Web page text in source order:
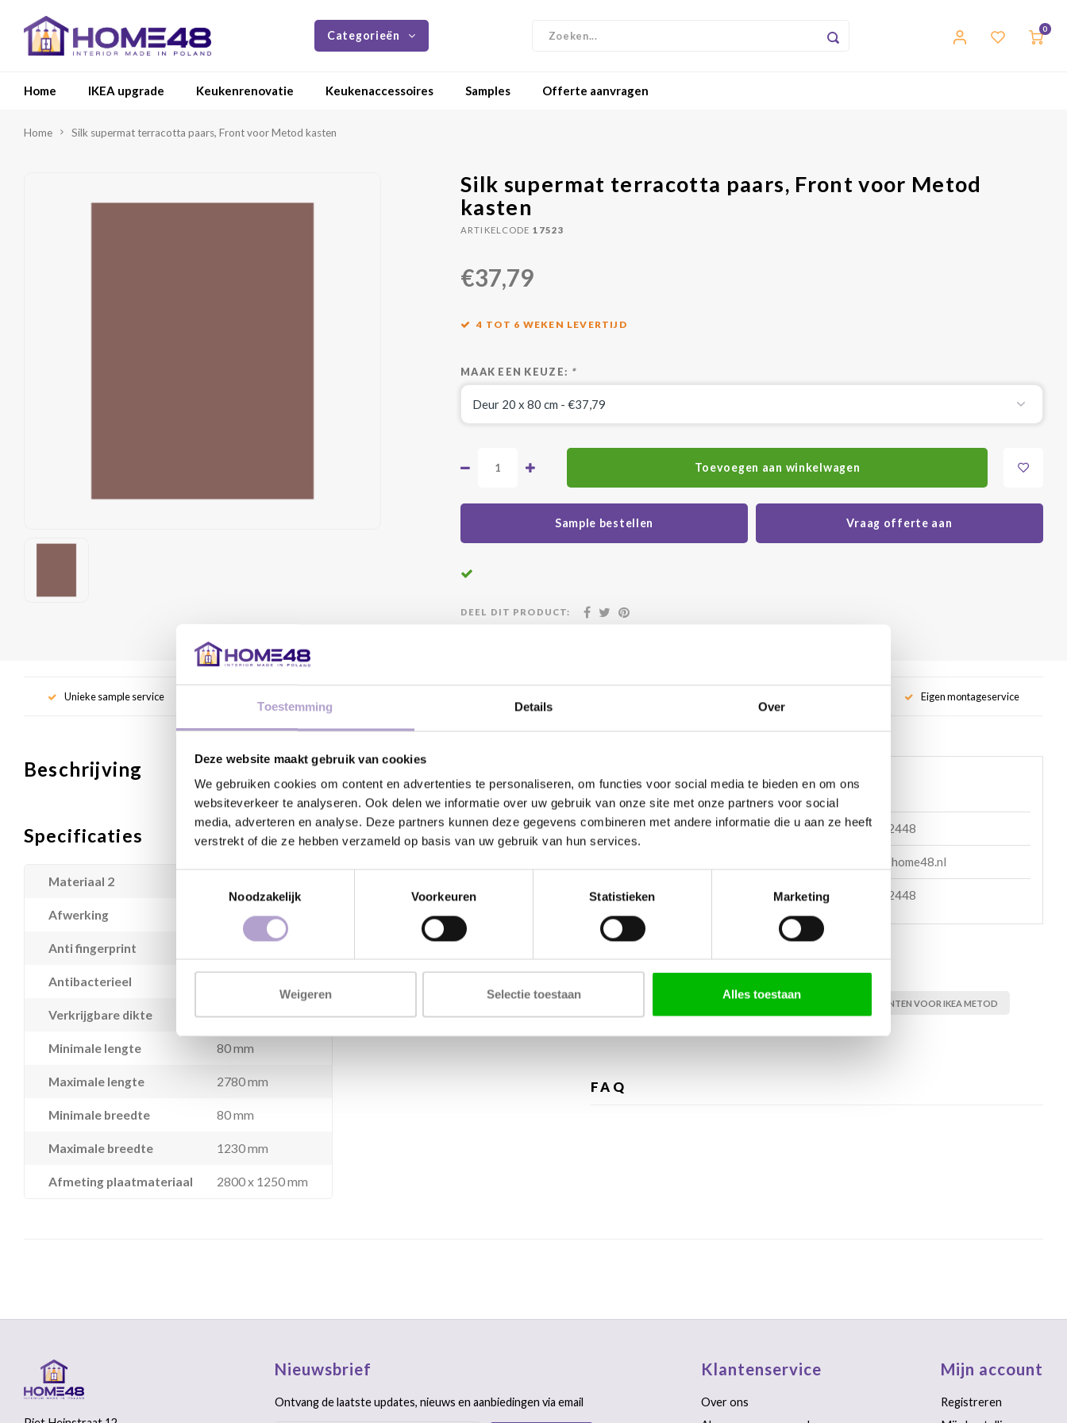
Toestemming Details Over
Deze website maakt gebruik van cookies
We gebruiken cookies om content en advertenties te personaliseren, om functies voor social media te bieden en om ons
websiteverkeer te analyseren. Ook delen we informatie over uw gebruik van onze site met onze partners voor social
media, adverteren en analyse. Deze partners kunnen deze gegevens combineren met andere informatie die u aan ze heeft
verstrekt of die ze hebben verzameld op basis van uw gebruik van hun services.
Noodzakelijk
Voorkeuren Statistieken Marketing
Weigeren Selectie toestaan Alles toestaan
Categorieën 0
Home IKEA upgrade Keukenrenovatie Keukenaccessoires Samples Offerte aanvragen
Home Silk supermat terracotta paars, Front voor Metod kasten
Silk supermat terracotta paars, Front voor Metod
kasten
ARTIKELCODE 17523
€37,79
4 TOT 6 WEKEN LEVERTIJD
MAAK EEN KEUZE: *
Toevoegen aan winkelwagen
Sample bestellen Vraag offerte aan
DEEL DIT PRODUCT:
Unieke sample service Eigen montageservice
Beschrijving
Specificaties
Materiaal 2
Afwerking Fenix supermat
Anti fingerprint
Antibacterieel
Verkrijgbare dikte 19 mm
Minimale lengte 80 mm
Maximale lengte 2780 mm
Minimale breedte 80 mm
Maximale breedte 1230 mm
Afmeting plaatmateriaal 2800 x 1250 mm
Kunnen wij helpen?
Bel met ons 085 060 2448
support@home48.nl
Stuur ons een bericht 085 060 2448
Tags
FRONTEN VOOR IKEA METOD
FAQ
Nieuwsbrief
Ontvang de laatste updates, nieuws en aanbiedingen via email
Klantenservice
Over ons
Mijn account
Registreren